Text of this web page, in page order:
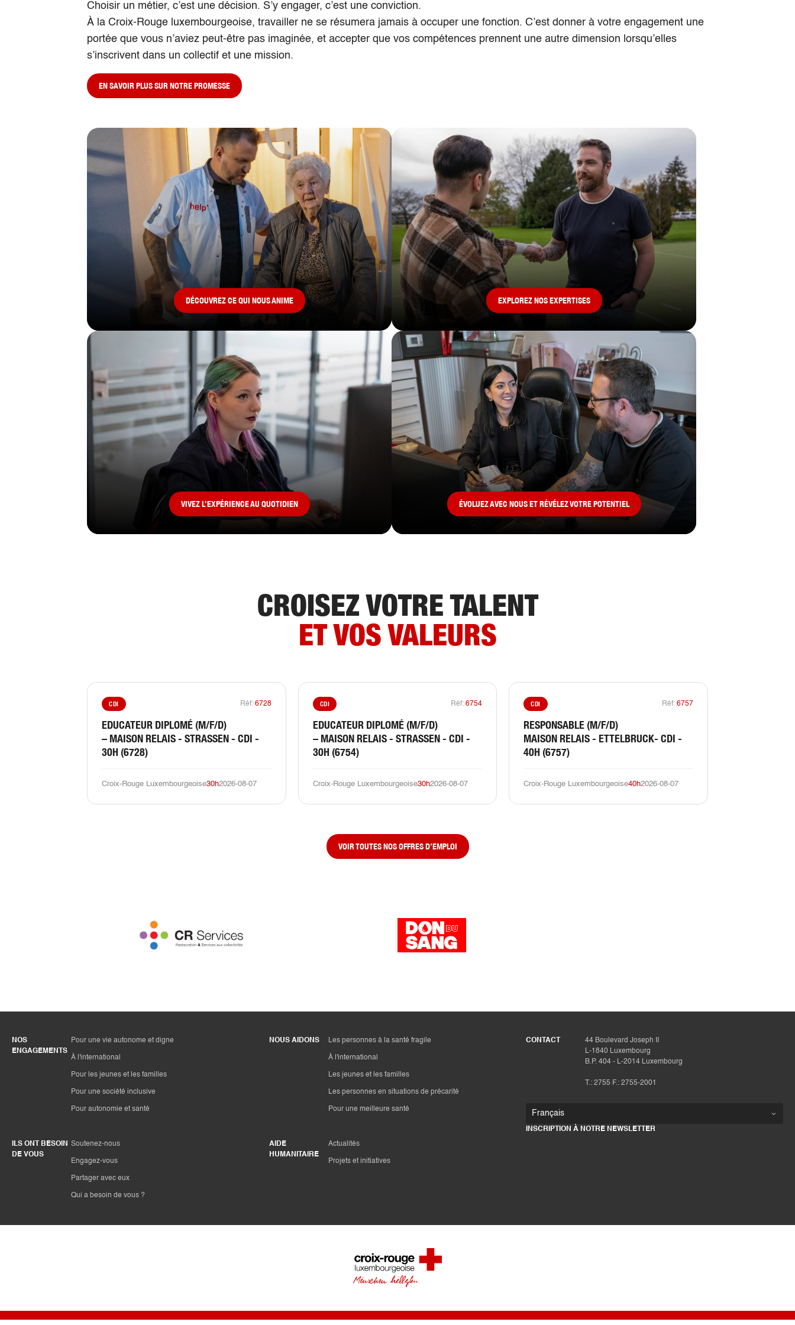
Choisir un métier, c’est une décision. S’y engager, c’est une conviction.
À la Croix-Rouge luxembourgeoise, travailler ne se résumera jamais à occuper une fonction. C’est donner à votre engagement une
portée que vous n’aviez peut-être pas imaginée, et accepter que vos compétences prennent une autre dimension lorsqu’elles
s’inscrivent dans un collectif et une mission.
EN SAVOIR PLUS SUR NOTRE PROMESSE
DÉCOUVREZ CE QUI NOUS ANIME EXPLOREZ NOS EXPERTISES
VIVEZ L’EXPÉRIENCE AU QUOTIDIEN ÉVOLUEZ AVEC NOUS ET RÉVÉLEZ VOTRE POTENTIEL
CROISEZ VOTRE TALENT
ET VOS VALEURS
CDI Réf: 6728
EDUCATEUR DIPLOMÉ (M/F/D)
– MAISON RELAIS - STRASSEN - CDI -
30H (6728)
Croix-Rouge Luxembourgeoise30h2026-08-07
CDI Réf:6754
EDUCATEUR DIPLOMÉ (M/F/D)
– MAISON RELAIS - STRASSEN - CDI -
30H (6754)
Croix-Rouge Luxembourgeoise30h2026-08-07
CDI Réf: 6757
RESPONSABLE (M/F/D)
MAISON RELAIS - ETTELBRUCK- CDI -
40H (6757)
Croix-Rouge Luxembourgeoise40h2026-08-07
VOIR TOUTES NOS OFFRES D’EMPLOI
NOS
ENGAGEMENTS
Pour une vie autonome et digne
À l'international
Pour les jeunes et les familles
Pour une société inclusive
Pour autonomie et santé
NOUS AIDONS Les personnes à la santé fragile
À l'international
Les jeunes et les familles
Les personnes en situations de précarité
Pour une meilleure santé
CONTACT
44 Boulevard Joseph II
L-1840 Luxembourg
B.P. 404 - L-2014 Luxembourg
T.: 2755 F.: 2755-2001
ILS ONT BESOIN
DE VOUS
Soutenez-nous
Engagez-vous
Partager avec eux
Qui a besoin de vous ?
AIDE
HUMANITAIRE
Actualités
Projets et initiatives
INSCRIPTION À NOTRE NEWSLETTER